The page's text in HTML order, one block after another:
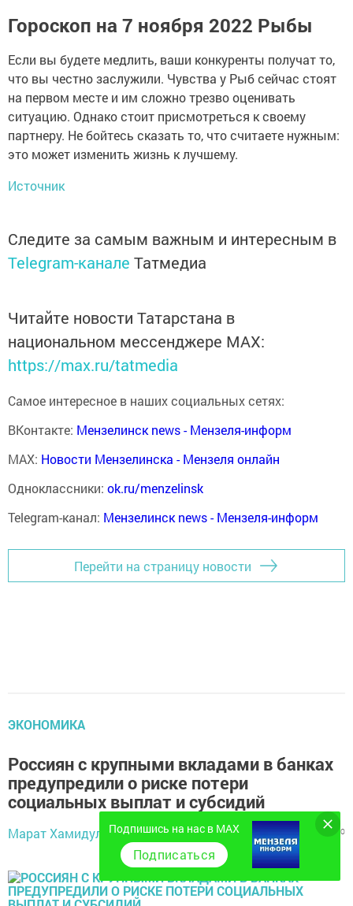
Гороскоп на 7 ноября 2022 Рыбы
Если вы будете медлить, ваши конкуренты получат то,
что вы честно заслужили. Чувства у Рыб сейчас стоят
на первом месте и им сложно трезво оценивать
ситуацию. Однако стоит присмотреться к своему
партнеру. Не бойтесь сказать то, что считаете нужным:
это может изменить жизнь к лучшему.
Источник
Следите за самым важным и интересным в
Telegram-канале Татмедиа
Читайте новости Татарстана в
национальном мессенджере MАХ:
https://max.ru/tatmedia
Самое интересное в наших социальных сетях:
ВКонтакте: Мензелинск news - Мензеля-информ
MAX: Новости Мензелинска - Мензеля онлайн
Одноклассники: ok.ru/menzelinsk
Telegram-канал: Мензелинск news - Мензеля-информ
Перейти на страницу новости
ЭКОНОМИКА
Россиян с крупными вкладами в банках
предупредили о риске потери
социальных выплат и субсидий
Марат Хамидуллин, 6 ноября 2022 -
11:12
1399 0 0
Подпишись на нас в MAX
Подписаться